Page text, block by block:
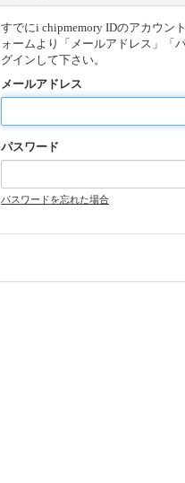
すでにi chipmemory IDのアカウン
ォームより「メールアドレス」「
グインして下さい。
メールアドレス
パスワード
パスワードを忘れた場合